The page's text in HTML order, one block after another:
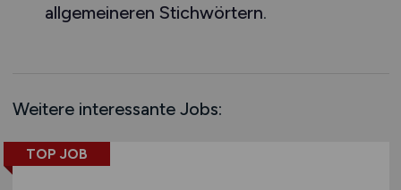
Schleswig-Holstein
Schweiz
Europa
International
allgemeineren Stichwörtern.
Weitere interessante Jobs:
TOP JOB